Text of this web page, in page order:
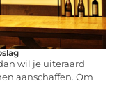
wil je uiteraard
aanschaffen. Om